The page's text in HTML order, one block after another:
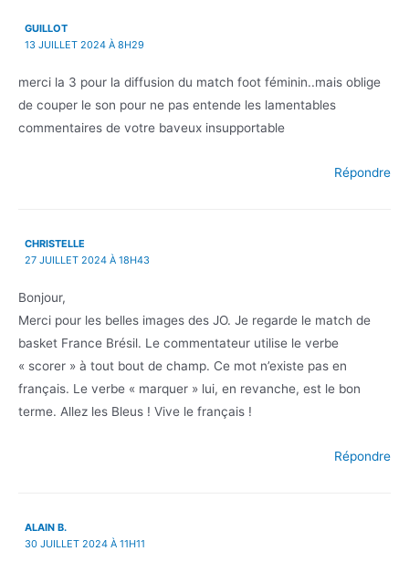
GUILLOT
13 JUILLET 2024 À 8H29
merci la 3 pour la diffusion du match foot féminin..mais oblige
de couper le son pour ne pas entende les lamentables
commentaires de votre baveux insupportable
Répondre
CHRISTELLE
27 JUILLET 2024 À 18H43
Bonjour,
Merci pour les belles images des JO. Je regarde le match de
basket France Brésil. Le commentateur utilise le verbe
« scorer » à tout bout de champ. Ce mot n’existe pas en
français. Le verbe « marquer » lui, en revanche, est le bon
terme. Allez les Bleus ! Vive le français !
Répondre
ALAIN B.
30 JUILLET 2024 À 11H11